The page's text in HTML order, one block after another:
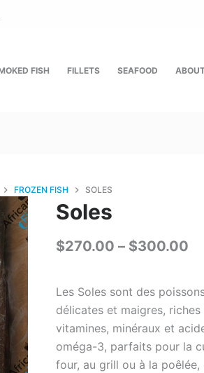
FISH FILLETS SEAFOOD
FROZEN FISH SOLES
Soles
$270.00 – $300.00
Les Soles sont des
délicates et maigres, riches
vitamines, minéraux et
oméga-3, parfaits pour la
four, au grill ou à la poêlée,